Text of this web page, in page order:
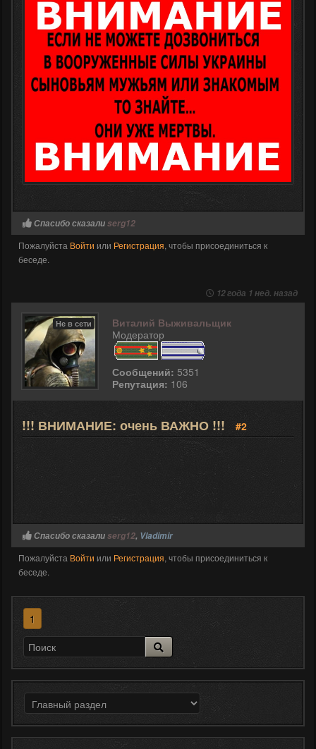
Спасибо сказалиserg12
Пожалуйста Войти или Регистрация, чтобы присоединиться к
беседе.
12 года 1 нед. назад
Не в сети
Виталий Выживальщик
Модератор
Сообщений: 5351
Репутация: 106
!!! ВНИМАНИЕ: очень ВАЖНО !!! #2
Спасибо сказалиserg12, Vladimir
Пожалуйста Войти или Регистрация, чтобы присоединиться к
беседе.
1